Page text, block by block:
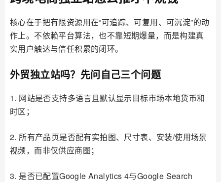
核心在于把有限资源用在“可追踪、可复用、可沉淀”的动
作上。不依赖平台算法，也不靠短期爆量，而是构建真
实用户触达与信任积累的闭环。
外贸独立站吗？先问自己三个问题
1. 网站是否支持多语言且默认显示目标市场本地货币和
时区；
2. 所有产品页是否配有实拍图、尺寸表、安装/使用场景
视频，而非仅供应商图；
3. 是否已配置Google Analytics 4与Google Search